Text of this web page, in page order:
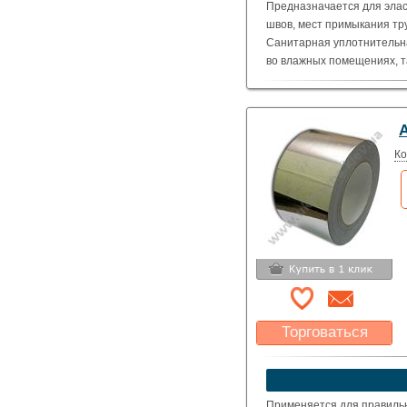
Предназначается для
швов, мест примыкания
Санитарная
во влажных помещениях,
Торговаться
Какая цена Вас
устроит?